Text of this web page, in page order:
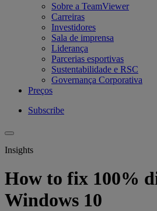
Sobre a TeamViewer
Carreiras
Investidores
Sala de imprensa
Liderança
Parcerias esportivas
Sustentabilidade e RSC
Governança Corporativa
Preços
Subscribe
Insights
How to fix 100%
Windows 10